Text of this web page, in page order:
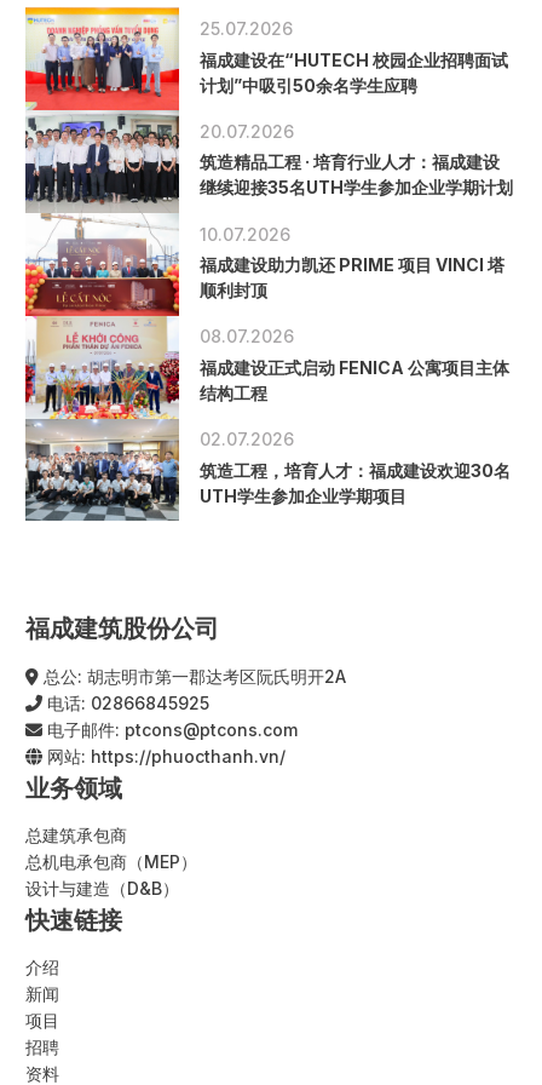
25.07.2026
福成建设在“HUTECH 校园企业招聘面试
计划”中吸引50余名学生应聘
20.07.2026
筑造精品工程 · 培育行业人才：福成建设
继续迎接35名UTH学生参加企业学期计划
10.07.2026
福成建设助力凯还 PRIME 项目 VINCI 塔
顺利封顶
08.07.2026
福成建设正式启动 FENICA 公寓项目主体
结构工程
02.07.2026
筑造工程，培育人才：福成建设欢迎30名
UTH学生参加企业学期项目
福成建筑股份公司
总公: 胡志明市第一郡达考区阮氏明开2A
电话: 02866845925
电子邮件: ptcons@ptcons.com
网站: https://phuocthanh.vn/
业务领域
总建筑承包商
总机电承包商（MEP）
设计与建造（D&B）
快速链接
介绍
新闻
项目
招聘
资料